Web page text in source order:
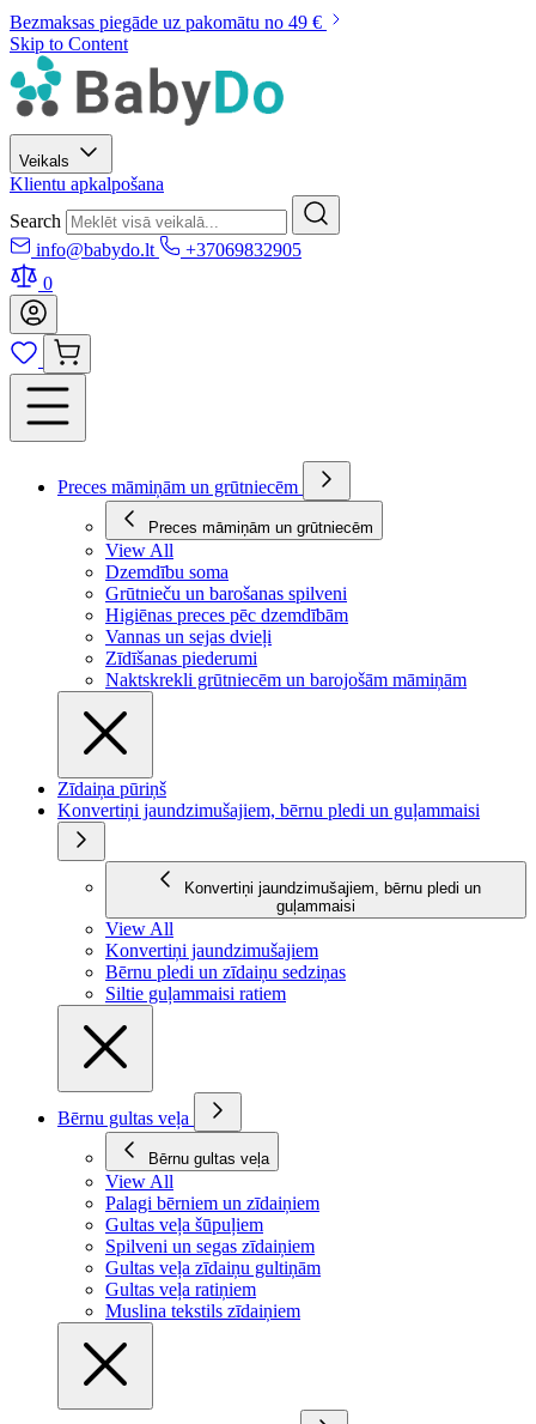
Bezmaksas piegāde uz pakomātu no 49 €
Skip to Content
Veikals
Klientu apkalpošana
Search
info@babydo.lt
+37069832905
0
Preces māmiņām un grūtniecēm
Preces māmiņām un grūtniecēm
View All
Dzemdību soma
Grūtnieču un barošanas spilveni
Higiēnas preces pēc dzemdībām
Vannas un sejas dvieļi
Zīdīšanas piederumi
Naktskrekli grūtniecēm un barojošām māmiņām
Zīdaiņa pūriņš
Konvertiņi jaundzimušajiem, bērnu pledi un guļammaisi
Konvertiņi jaundzimušajiem, bērnu pledi un
guļammaisi
View All
Konvertiņi jaundzimušajiem
Bērnu pledi un zīdaiņu sedziņas
Siltie guļammaisi ratiem
Bērnu gultas veļa
Bērnu gultas veļa
View All
Palagi bērniem un zīdaiņiem
Gultas veļa šūpuļiem
Spilveni un segas zīdaiņiem
Gultas veļa zīdaiņu gultiņām
Gultas veļa ratiņiem
Muslina tekstils zīdaiņiem